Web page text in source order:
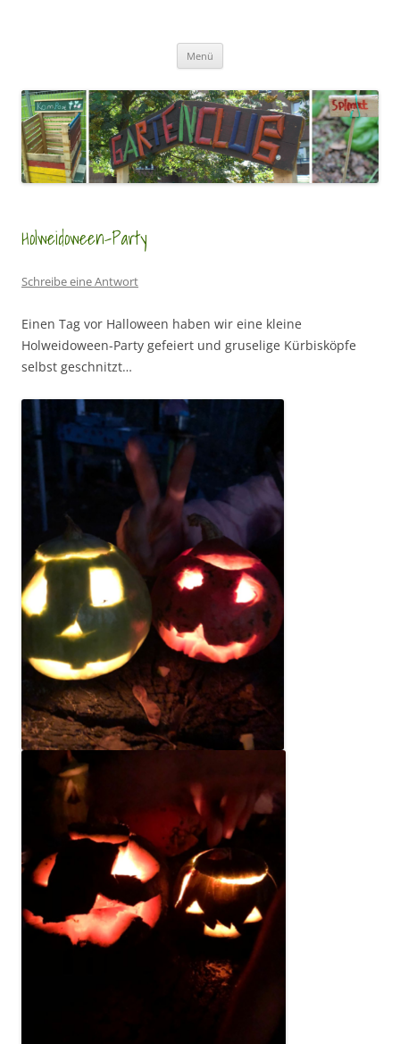
Menü
Holweidoween-Party
Schreibe eine Antwort
Einen Tag vor Halloween haben wir eine kleine
Holweidoween-Party gefeiert und gruselige Kürbisköpfe
selbst geschnitzt…